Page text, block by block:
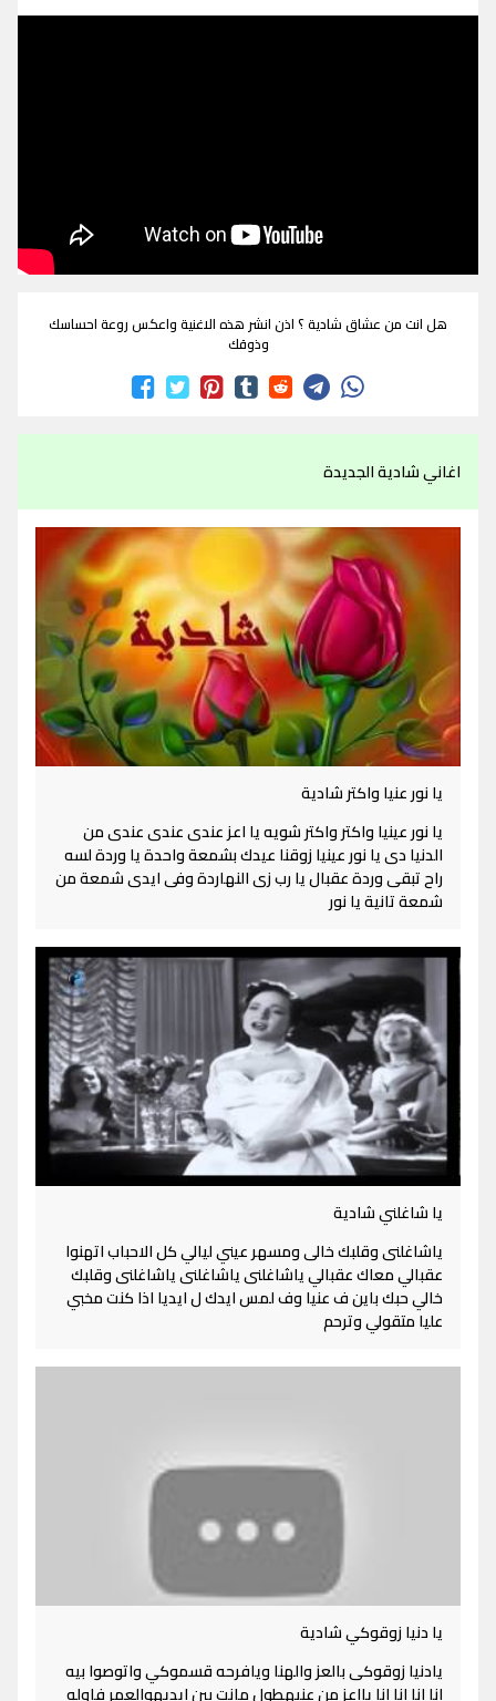
هل انت من عشاق شادية ؟ اذن انشر هذه الاغنية واعكس روعة احساسك
وذوقك
اغاني شادية الجديدة
يا نور عنيا واكتر شادية
يا نور عينيا واكتر واكتر شويه يا اعز عندى عندى عندى من
الدنيا دى يا نور عينيا زوقنا عيدك بشمعة واحدة يا وردة لسه
راح تبقى وردة عقبال يا رب زى النهاردة وفى ايدى شمعة من
شمعة تانية يا نور
يا شاغلني شادية
ياشاغلنى وقلبك خالى ومسهر عيني ليالي كل الاحباب اتهنوا
عقبالي معاك عقبالي ياشاغلنى ياشاغلنى ياشاغلنى وقلبك
خالي حبك باين ف عنيا وف لمس ايدك ل ايديا اذا كنت مخبي
عليا متقولي وترحم
يا دنيا زوقوكي شادية
يادنيا زوقوكى بالعز والهنا ويافرحه قسموكي واتوصوا بيه
انا انا انا انا يااعز من عنيهطول مانت بين ايديهوالعمر فاوله